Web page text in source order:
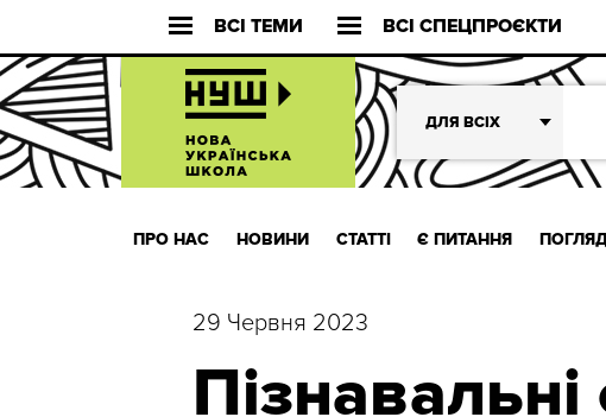
ВСІ ТЕМИ ВСІ СПЕЦПРОЄКТИ
ДЛЯ ВСІХ
ПРО НАС НОВИНИ СТАТТІ Є ПИТАННЯ
29 Червня 2023